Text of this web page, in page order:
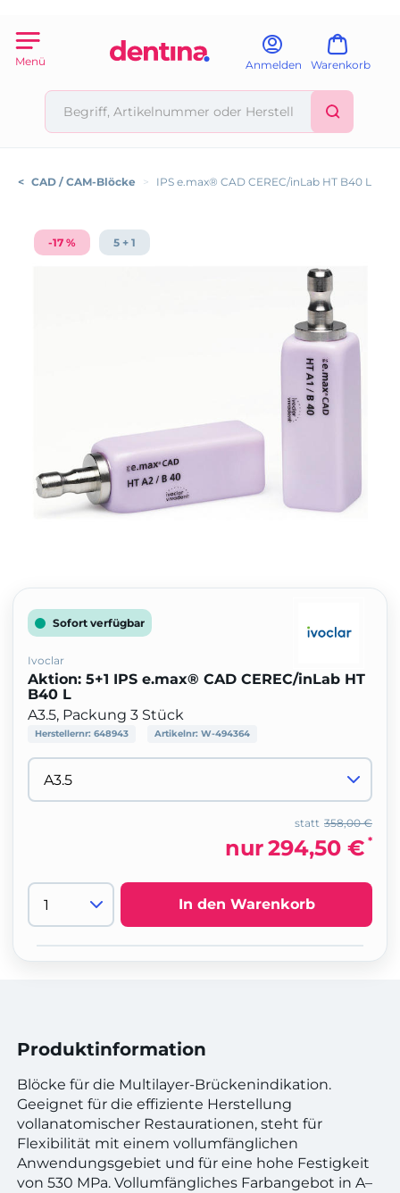
Menü Anmelden Warenkorb
< CAD / CAM-Blöcke > IPS e.max® CAD CEREC/inLab HT B40 L
-17 % 5 + 1
Sofort verfügbar
Ivoclar
Aktion: 5+1 IPS e.max® CAD CEREC/inLab HT
B40 L
A3.5, Packung 3 Stück
Herstellernr: 648943 Artikelnr: W-494364
358,00 €
statt
nur294,50 € *
In den Warenkorb
Produktinformation
Blöcke für die Multilayer-Brückenindikation.
Geeignet für die effiziente Herstellung
vollanatomischer Restaurationen, steht für
Flexibilität mit einem vollumfänglichen
Anwendungsgebiet und für eine hohe Festigkeit
von 530 MPa. Vollumfängliches Farbangebot in A–